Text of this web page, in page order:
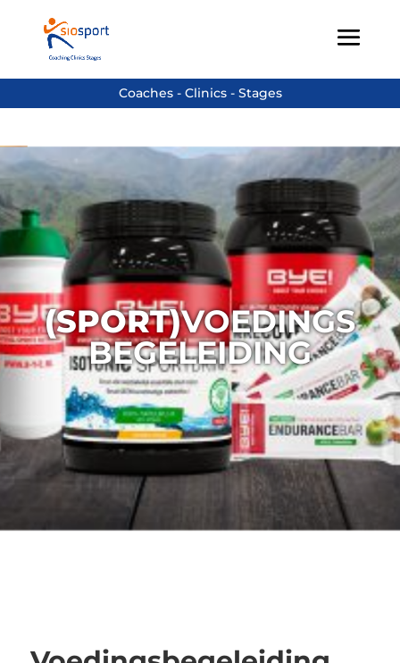
(SPORT)VOEDINGS
BEGELEIDING